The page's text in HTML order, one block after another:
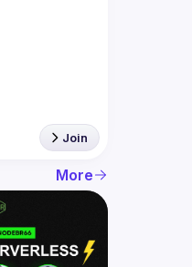
Join
More